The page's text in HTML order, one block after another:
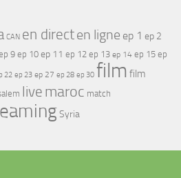
CAN en directen ligne ep 1 ep 2
9 ep 10 ep 11 ep 12 ep 13 ep 14 ep 15 ep
22 ep 23 ep 27 ep 28 ep 30 film film
live maroc match
Syria